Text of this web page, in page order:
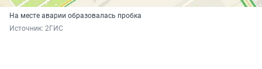
На месте аварии образовалась пробка
Источник: 2ГИС